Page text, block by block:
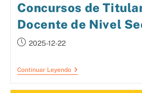
Concursos de
Docente de Nivel
2025-12-22
Continuar Leyendo